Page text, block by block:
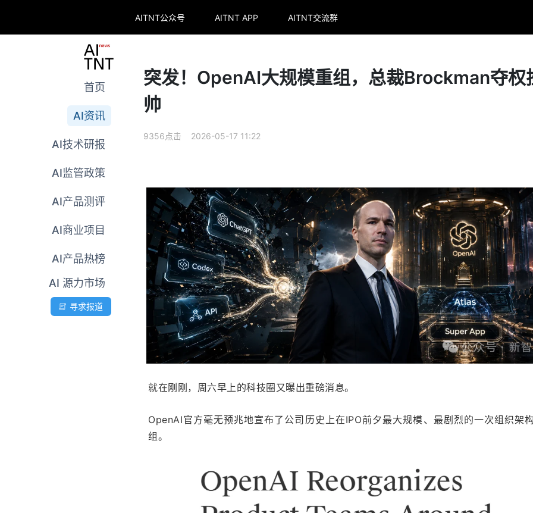
AITNT公众号 AITNT APP AITNT交流群
首页
AI资讯
AI技术研报
AI监管政策
AI产品测评
AI商业项目
AI产品热榜
AI 源力市场
寻求报道
突发！OpenAI大规模重组，总裁Brockman夺权
帅
9356点击 2026-05-17 11:22
就在刚刚，周六早上的科技圈又曝出重磅消息。
OpenAI官方毫无预兆地宣布了公司历史上在IPO前夕最大规模、最剧烈的一次组织架
组。